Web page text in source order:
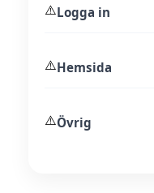
⚠️Logga in
⚠️Hemsida
⚠️Övrig